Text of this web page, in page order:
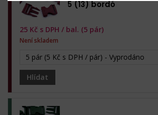
5 (13) bordó
5 pár (5 Kč s DPH / pár) - Vyprodáno
Hlídat
25 Kč s DPH / bal. (5 pár)
Není skladem